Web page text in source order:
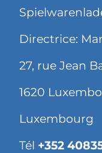
Directrice:
27, rue Jean
1620
Luxembourg
Tél +352